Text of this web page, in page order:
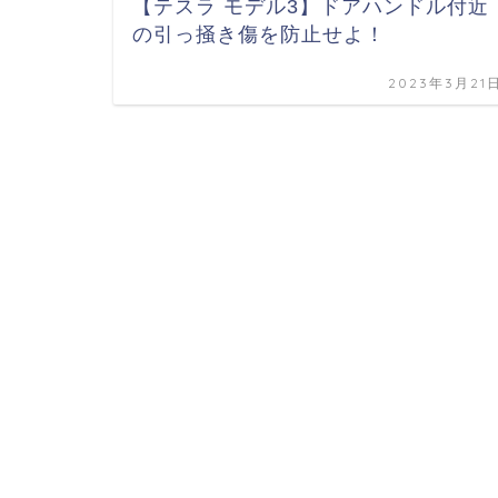
【テスラ モデル3】ドアハンドル付近
の引っ掻き傷を防止せよ！
2023年3月21